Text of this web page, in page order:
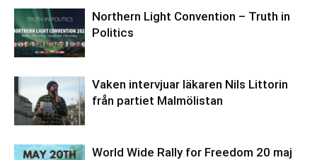
Northern Light Convention – Truth in
Politics
Vaken intervjuar läkaren Nils Littorin
från partiet Malmölistan
World Wide Rally for Freedom 20 maj